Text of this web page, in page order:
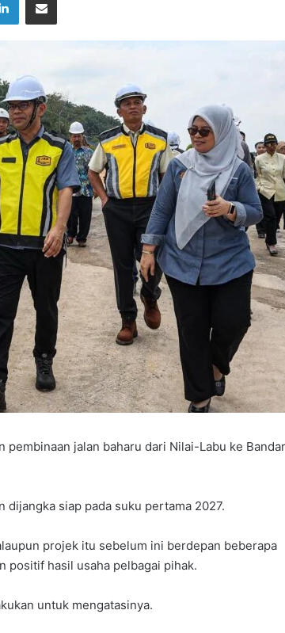
pembinaan jalan baharu dari Nilai-Labu ke Bandar
siap pada suku pertama 2027.
projek itu sebelum ini berdepan beberapa
positif hasil usaha pelbagai pihak.
untuk mengatasinya.